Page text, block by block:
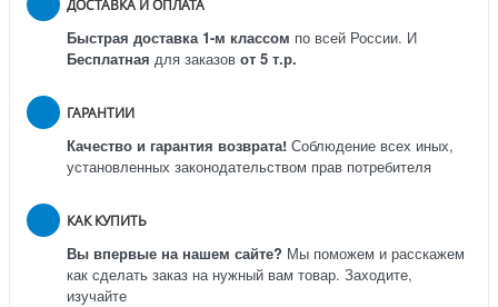
ДОСТАВКА И ОПЛАТА
Быстрая доставка 1-м классом по всей России. И
Бесплатная для заказов от 5 т.р.
ГАРАНТИИ
Качество и гарантия возврата! Соблюдение всех иных,
установленных законодательством прав потребителя
КАК КУПИТЬ
Вы впервые на нашем сайте? Мы поможем и расскажем
как сделать заказ на нужный вам товар. Заходите,
изучайте